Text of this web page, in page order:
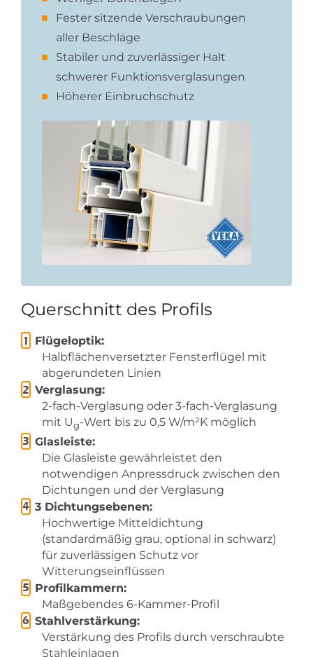
Fester sitzende Verschraubungen
aller Beschläge
Stabiler und zuverlässiger Halt
schwerer Funktionsverglasungen
Höherer Einbruchschutz
Querschnitt des Profils
Flügeloptik:
Halbflächenversetzter Fensterflügel mit
abgerundeten Linien
Verglasung:
2-fach-Verglasung oder 3-fach-Verglasung
mit Ug-Wert bis zu 0,5 W/m²K möglich
Glasleiste:
Die Glasleiste gewährleistet den
notwendigen Anpressdruck zwischen den
Dichtungen und der Verglasung
3 Dichtungsebenen:
Hochwertige Mitteldichtung
(standardmäßig grau, optional in schwarz)
für zuverlässigen Schutz vor
Witterungseinflüssen
Profilkammern:
Maßgebendes 6-Kammer-Profil
Stahlverstärkung:
Verstärkung des Profils durch verschraubte
Stahleinlagen